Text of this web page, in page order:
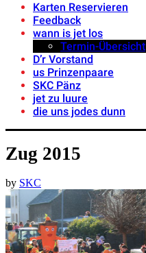
Karten Reservieren
Feedback
wann is jet los
Termin-Übersicht
D’r Vorstand
us Prinzenpaare
SKC Pänz
jet zu luure
die uns jodes dunn
Zug 2015
by SKC